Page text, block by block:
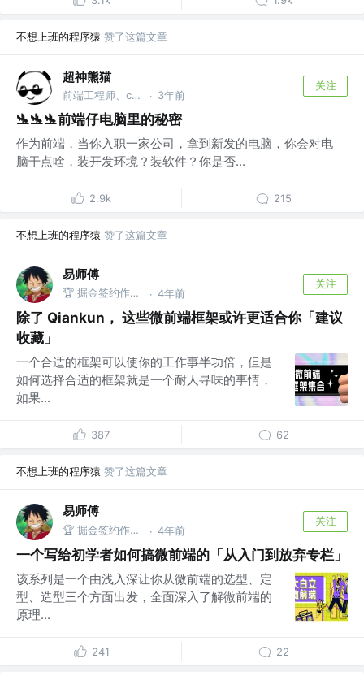
不想上班的程序猿 赞了这篇文章
超神熊猫
前端工程师、c#开发 · 3年前
关注
🛬🛬🛬前端仔电脑里的秘密
作为前端，当你入职一家公司，拿到新发的电脑，你会对电
脑干点啥，装开发环境？装软件？你是否...
2.9k 215
不想上班的程序猿 赞了这篇文章
易师傅
🏆 掘金签约作者 @One Piece · 4年前
关注
除了 Qiankun， 这些微前端框架或许更适合你「建议
收藏」
一个合适的框架可以使你的工作事半功倍，但是
如何选择合适的框架就是一个耐人寻味的事情，
如果...
387 62
不想上班的程序猿 赞了这篇文章
易师傅
🏆 掘金签约作者 @One Piece · 4年前
关注
一个写给初学者如何搞微前端的「从入门到放弃专栏」
该系列是一个由浅入深让你从微前端的选型、定
型、造型三个方面出发，全面深入了解微前端的
原理...
241 22